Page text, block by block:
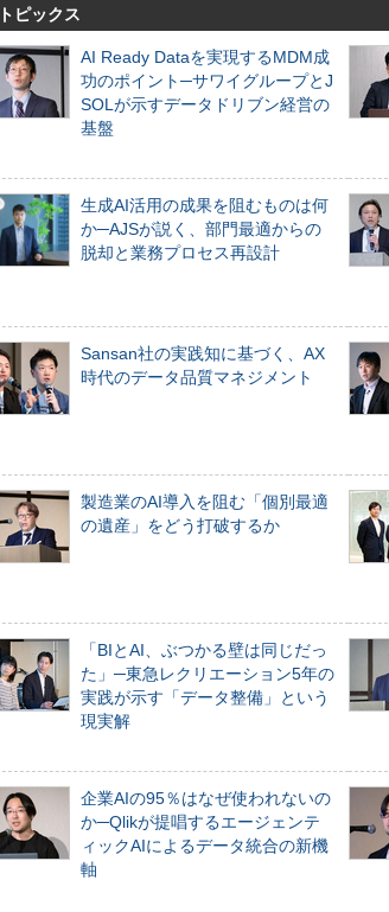
トピックス
AI Ready Dataを実現するMDM成
功のポイント─サワイグループとJ
SOLが示すデータドリブン経営の
基盤
生成AI活用の成果を阻むものは何
か─AJSが説く、部門最適からの
脱却と業務プロセス再設計
Sansan社の実践知に基づく、AX
時代のデータ品質マネジメント
製造業のAI導入を阻む「個別最適
の遺産」をどう打破するか
「BIとAI、ぶつかる壁は同じだっ
た」─東急レクリエーション5年の
実践が示す「データ整備」という
現実解
企業AIの95％はなぜ使われないの
か─Qlikが提唱するエージェンテ
ィックAIによるデータ統合の新機
軸